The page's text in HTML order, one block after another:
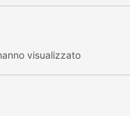
visualizzato